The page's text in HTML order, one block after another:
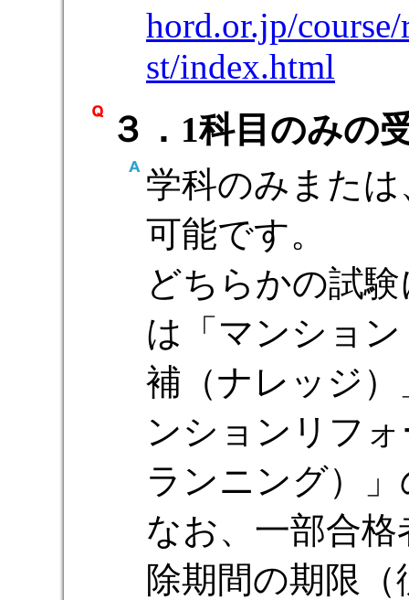
hord.or.jp/
st/index.html
３．1科目のみの
学科のみまた
可能です。
どちらかの試
は「マンショ
補（ナレッジ
ンションリフ
ランニング）
なお、一部合
除期間の期限